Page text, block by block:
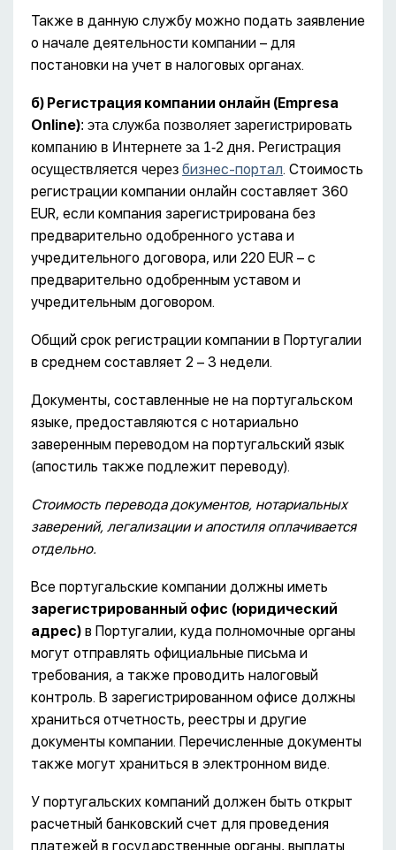
Также в данную службу можно подать заявление
о начале деятельности компании – для
постановки на учет в налоговых органах.
б) Регистрация компании онлайн (Empresa
Online): эта служба позволяет зарегистрировать
компанию в Интернете за 1-2 дня. Регистрация
осуществляется через бизнес-портал. Стоимость
регистрации компании онлайн составляет 360
EUR, если компания зарегистрирована без
предварительно одобренного устава и
учредительного договора, или 220 EUR – с
предварительно одобренным уставом и
учредительным договором.
Общий срок регистрации компании в Португалии
в среднем составляет 2 – 3 недели.
Документы, составленные не на португальском
языке, предоставляются с нотариально
заверенным переводом на португальский язык
(апостиль также подлежит переводу).
Стоимость перевода документов, нотариальных
заверений, легализации и апостиля оплачивается
отдельно.
Все португальские компании должны иметь
зарегистрированный офис (юридический
адрес) в Португалии, куда полномочные органы
могут отправлять официальные письма и
требования, а также проводить налоговый
контроль. В зарегистрированном офисе должны
храниться отчетность, реестры и другие
документы компании. Перечисленные документы
также могут храниться в электронном виде.
У португальских компаний должен быть открыт
расчетный банковский счет для проведения
платежей в государственные органы, выплаты